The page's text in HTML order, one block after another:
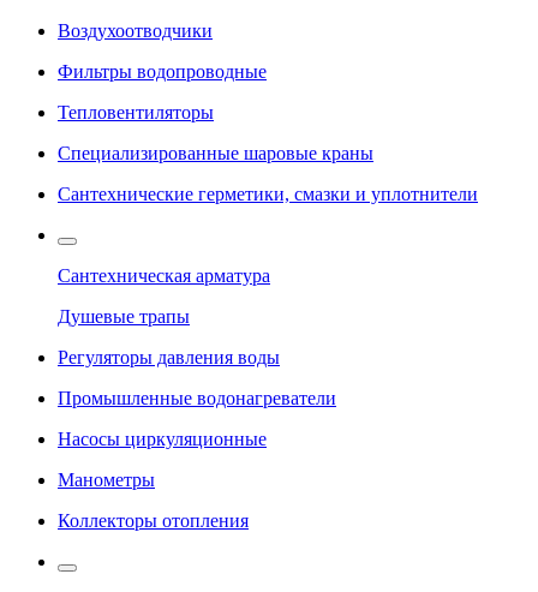
Воздухоотводчики
Фильтры водопроводные
Тепловентиляторы
Специализированные шаровые краны
Сантехнические герметики, смазки и уплотнители
Сантехническая арматура
Душевые трапы
Регуляторы давления воды
Промышленные водонагреватели
Насосы циркуляционные
Манометры
Коллекторы отопления